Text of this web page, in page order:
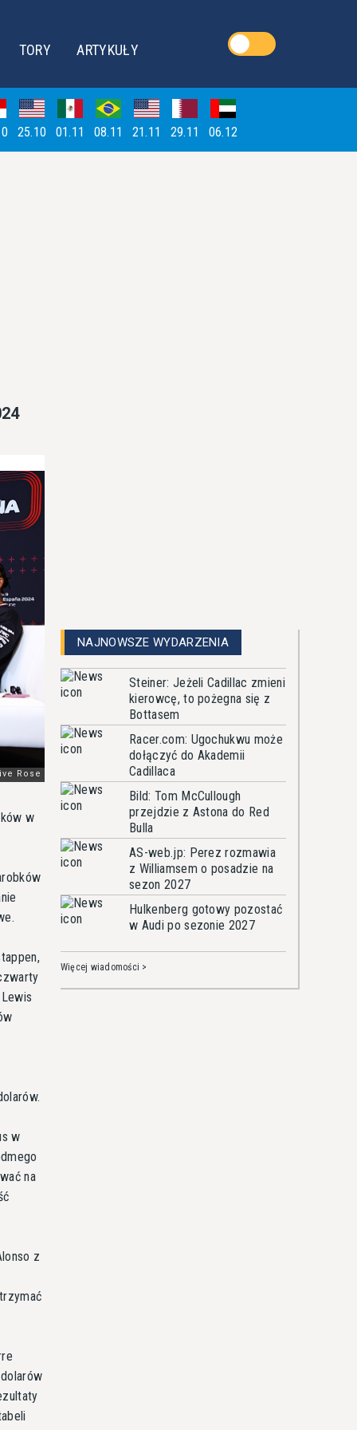
TORY ARTYKUŁY
25.10 01.11 08.11 21.11 29.11 06.12
w
w
na
z
NAJNOWSZE WYDARZENIA
Steiner: Jeżeli Cadillac zmieni
kierowcę, to pożegna się z
Bottasem
Racer.com: Ugochukwu może
dołączyć do Akademii
Cadillaca
Bild: Tom McCullough
przejdzie z Astona do Red
Bulla
AS-web.jp: Perez rozmawia
z Williamsem o posadzie na
sezon 2027
Hulkenberg gotowy pozostać
w Audi po sezonie 2027
Więcej wiadomości >